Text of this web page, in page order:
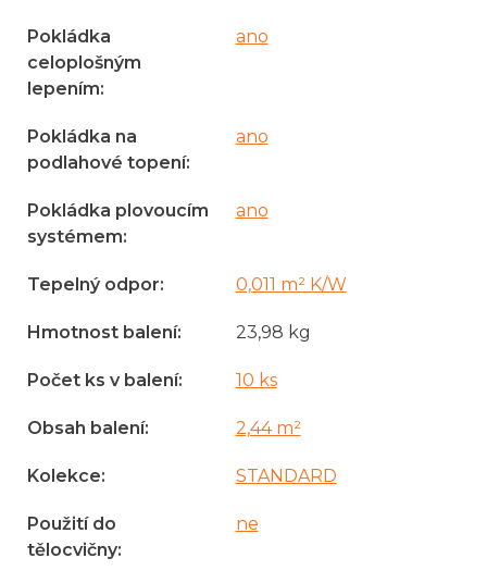
Pokládka
celoplošným
lepením:
ano
Pokládka na
podlahové topení:
ano
Pokládka plovoucím
systémem:
ano
Tepelný odpor: 0,011 m² K/W
Hmotnost balení: 23,98 kg
Počet ks v balení: 10 ks
Obsah balení: 2,44 m²
Kolekce: STANDARD
Použití do
tělocvičny:
ne